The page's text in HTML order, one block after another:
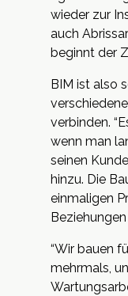
wieder zur
auch
beginnt der
BIM ist also
verbinden.
wenn man
seinen
hinzu. Die
einmaligen
“Wir bauen
mehrmals,